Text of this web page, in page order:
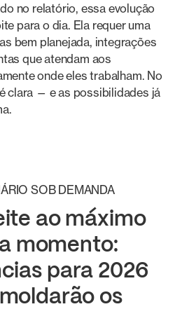
no relatório, essa evolução
para o dia. Ela requer uma
bem planejada, integrações
que atendam aos
onde eles trabalham. No
clara — e as possibilidades já
SOB DEMANDA
ao máximo
momento:
para 2026
os